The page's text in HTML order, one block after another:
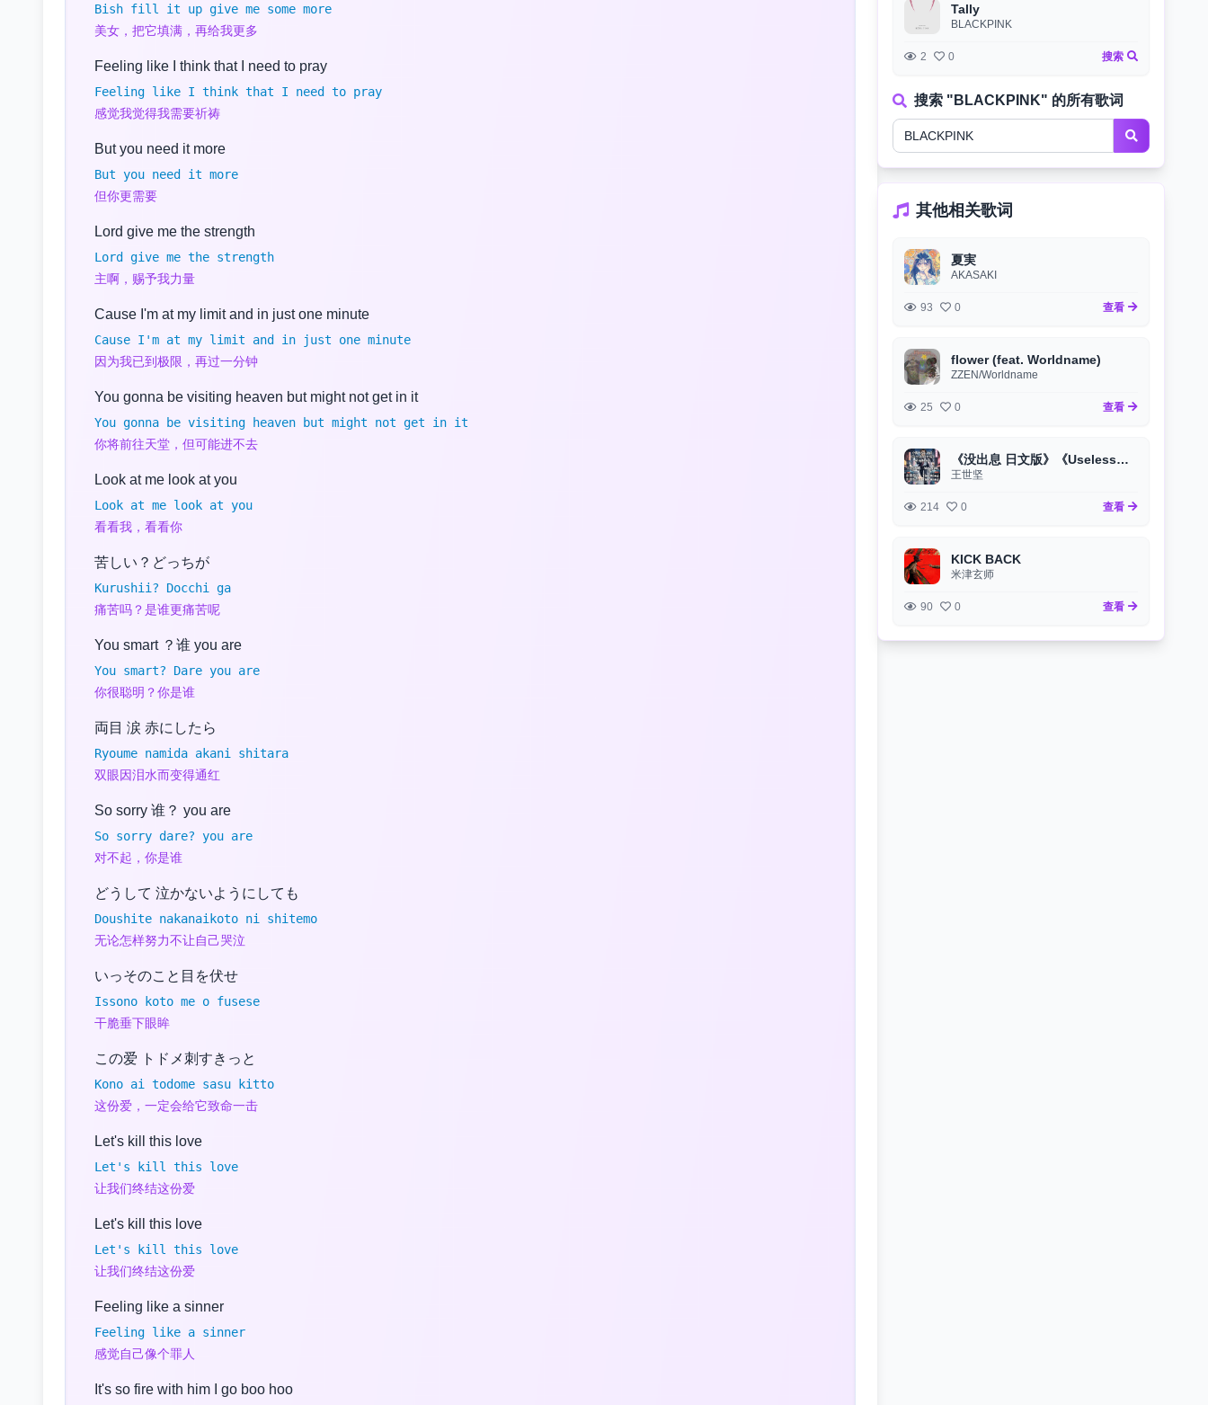
Bish fill it up give me some more
美女，把它填满，再给我更多
Feeling like I think that I need to pray
Feeling like I think that I need to pray
感觉我觉得我需要祈祷
But you need it more
But you need it more
但你更需要
Lord give me the strength
Lord give me the strength
主啊，赐予我力量
Cause I'm at my limit and in just one minute
Cause I'm at my limit and in just one minute
因为我已到极限，再过一分钟
You gonna be visiting heaven but might not get in it
You gonna be visiting heaven but might not get in it
你将前往天堂，但可能进不去
Look at me look at you
Look at me look at you
看看我，看看你
苦しい？どっちが
Kurushii? Docchi ga
痛苦吗？是谁更痛苦呢
You smart ？谁 you are
You smart? Dare you are
你很聪明？你是谁
両目 涙 赤にしたら
Ryoume namida akani shitara
双眼因泪水而变得通红
So sorry 谁？ you are
So sorry dare? you are
对不起，你是谁
どうして 泣かないようにしても
Doushite nakanaikoto ni shitemo
无论怎样努力不让自己哭泣
いっそのこと目を伏せ
Issono koto me o fusese
干脆垂下眼眸
この爱 トドメ刺すきっと
Kono ai todome sasu kitto
这份爱，一定会给它致命一击
Let's kill this love
Let's kill this love
让我们终结这份爱
Let's kill this love
Let's kill this love
让我们终结这份爱
Feeling like a sinner
Feeling like a sinner
感觉自己像个罪人
It's so fire with him I go boo hoo
Tally
BLACKPINK
2 0 搜索
搜索 "BLACKPINK" 的所有歌词
其他相关歌词
夏実
AKASAKI
93 0 查看
flower (feat. Worldname)
ZZEN/Worldname
25 0 查看
《没出息 日文版》《Useless》 《情けないね》
王世坚
214 0 查看
KICK BACK
米津玄师
90 0 查看